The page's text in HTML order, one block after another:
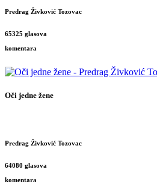
Predrag Živković Tozovac
65325 glasova
komentara
Oči jedne žene
Predrag Živković Tozovac
64080 glasova
komentara